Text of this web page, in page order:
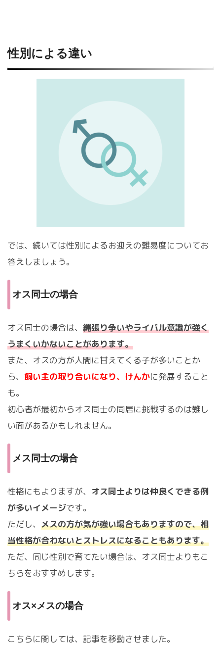
性別による違い
では、続いては性別によるお迎えの難易度についてお
答えしましょう。
オス同士の場合
オス同士の場合は、 縄張り争いやライバル意識が強く
うまくいかないことがあります。
また、オスの方が人間に甘えてくる子が多いことか
ら、 飼い主の取り合いになり、けんかに発展すること
も。
初心者が最初からオス同士の同居に挑戦するのは難し
い面があるかもしれません。
メス同士の場合
性格にもよりますが、 オス同士よりは仲良くできる例
が多いイメージです。
ただし、 メスの方が気が強い場合もありますので、相
当性格が合わないとストレスになることもあります。
ただ、同じ性別で育てたい場合は、オス同士よりもこ
ちらをおすすめします。
オス×メスの場合
こちらに関しては、記事を移動させました。